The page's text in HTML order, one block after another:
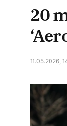
20
11.05.2026,